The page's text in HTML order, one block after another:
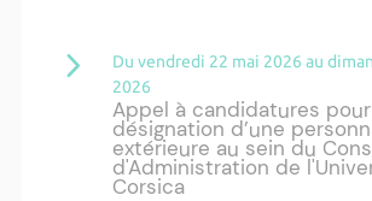
Du vendredi 22 mai 2026 au
2026
Appel à candidatures
désignation d’une
extérieure au sein du
d'Administration de
Corsica